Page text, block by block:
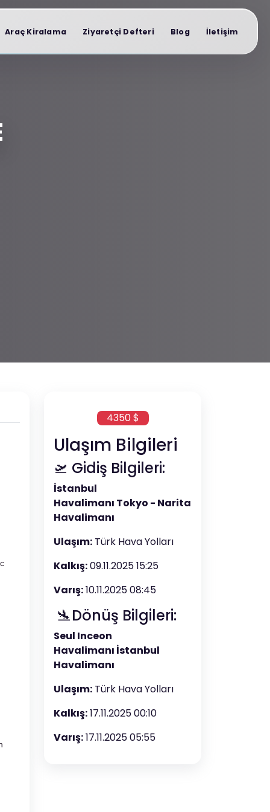
Araç Kiralama Ziyaretçi Defteri Blog İletişim
4350 $
Ulaşım Bilgileri
🛫 Gidiş Bilgileri:
İstanbul
Havalimanı Tokyo - Narita
Havalimanı
Ulaşım: Türk Hava Yolları
Kalkış:09.11.2025 15:25
Varış:10.11.2025 08:45
🛬Dönüş Bilgileri:
Seul Inceon
Havalimanı İstanbul
Havalimanı
Ulaşım: Türk Hava Yolları
Kalkış:17.11.2025 00:10
Varış:17.11.2025 05:55